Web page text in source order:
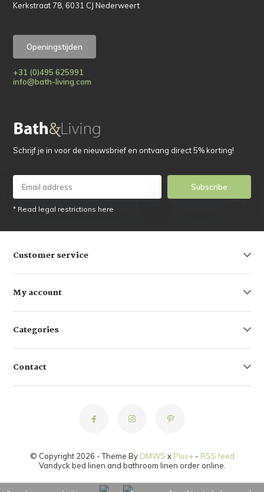
Kerkstraat 78, 6031 CJ Nederweert
Openingstijden
+31 (0)495 625991
info@bath-living.com
Schrijf je in voor de nieuwsbrief en ontvang direct 5% korting!
Subscribe
* Read legal restrictions here
Customer service
My account
Categories
Contact
© Copyright 2026 - Theme By DMWS x Plus+- RSS feed
Vandyck bed linen and bathroom linen order online.